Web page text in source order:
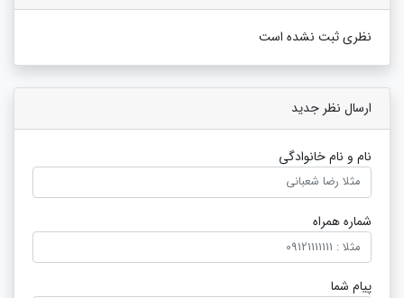
نظری ثبت نشده است
ارسال نظر جدید
نام و نام خانوادگی
شماره همراه
پیام شما